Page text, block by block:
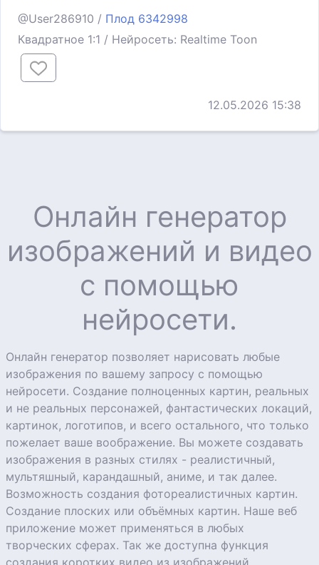
@User286910 / Плод 6342998
Квадратное 1:1 / Нейросеть: Realtime Toon
12.05.2026 15:38
Онлайн генератор
изображений и видео
с помощью
нейросети.
Онлайн генератор позволяет нарисовать любые
изображения по вашему запросу с помощью
нейросети. Создание полноценных картин, реальных
и не реальных персонажей, фантастических локаций,
картинок, логотипов, и всего остального, что только
пожелает ваше воображение. Вы можете создавать
изображения в разных стилях - реалистичный,
мультяшный, карандашный, аниме, и так далее.
Возможность создания фотореалистичных картин.
Создание плоских или объёмных картин. Наше веб
приложение может применяться в любых
творческих сферах. Так же доступна функция
создания коротких видео из изображений.